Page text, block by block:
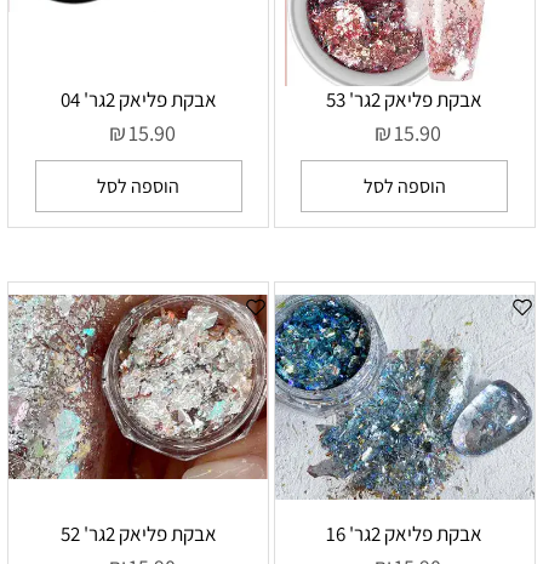
אבקת פליאק 2גר' 53
₪15.90
הוספה לסל
אבקת פליאק 2גר' 04
₪15.90
הוספה לסל
אבקת פליאק 2גר' 16 אבקת פליאק 2גר' 52